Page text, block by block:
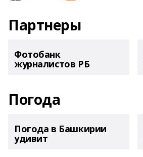
Партнеры
Фотобанк
журналистов РБ
Погода
Погода в Башкирии
удивит